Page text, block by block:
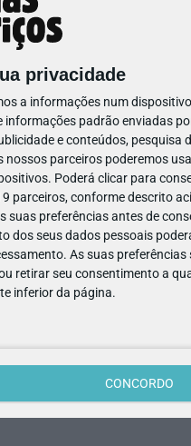
privacidade
a informações num
padrão enviadas
e conteúdos, pesquisa
nossos parceiros poderemos
Poderá clicar para
parceiros, conforme descrito
suas preferências antes de
dos seus dados pessoais
As suas
retirar seu consentimento a
inferior da página.
CONCORDO
de comunicação. Nos
que intenções e quais os
informação está por todo o
já que influencia a
fake news, saber como
e democrática.